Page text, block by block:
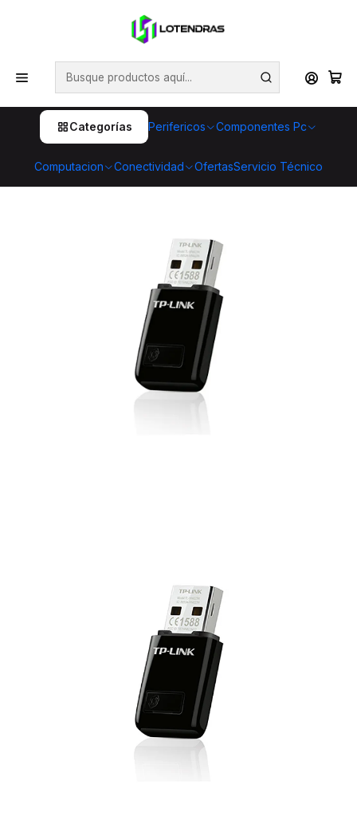
Categorías Perifericos Componentes Pc
Computacion Conectividad OfertasServicio Técnico
💥 ¡Compra HOY y retira GRATIS en tienda! 🏪🚀 Además,
aprovecha cientos de productos con Despacho Gratis 🛒📦
¡No dejes pasar esta oportunidad! 🔥
Componentes Pc
Cables y Adaptadores
Adaptador USB WiFi TP-Link TL-WN823N 300 Mbps 2.4